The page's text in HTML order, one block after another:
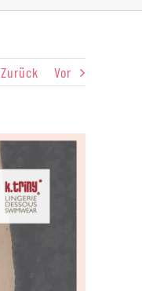
Zurück Vor